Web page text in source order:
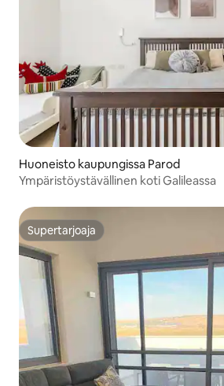
Huoneisto kaupungissa Parod
Ympäristöystävällinen koti Galileassa
Supertarjoaja
Supertarjoaja